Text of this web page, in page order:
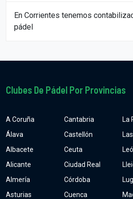
En Corrientes tenemos
pádel
Clubes De Pádel Por Provincias
A Coruña
Álava
Albacete
Alicante
Almería
Asturias
Cantabria
Castellón
Ceuta
Ciudad Real
Córdoba
Cuenca
La